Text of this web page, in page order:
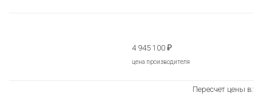
4 945 100 ₽
цена производителя
Пересчет цены в: